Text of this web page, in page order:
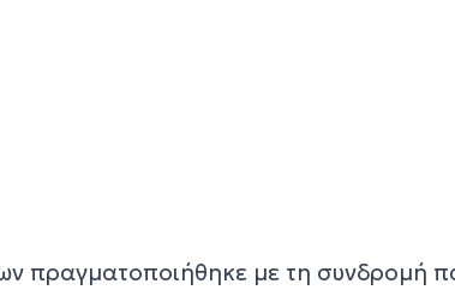
πραγματοποιήθηκε με τη συνδρομή